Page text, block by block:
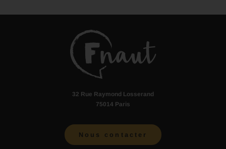
32 Rue Raymond Losserand
75014 Paris
Nous contacter